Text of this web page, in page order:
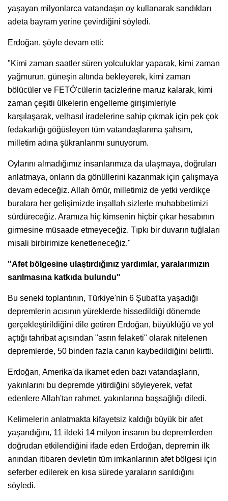
yaşayan milyonlarca vatandaşın oy kullanarak sandıkları
adeta bayram yerine çevirdiğini söyledi.
Erdoğan, şöyle devam etti:
"Kimi zaman saatler süren yolculuklar yaparak, kimi zaman
yağmurun, güneşin altında bekleyerek, kimi zaman
bölücüler ve FETÖ'cülerin tacizlerine maruz kalarak, kimi
zaman çeşitli ülkelerin engelleme girişimleriyle
karşılaşarak, velhasıl iradelerine sahip çıkmak için pek çok
fedakarlığı göğüsleyen tüm vatandaşlarıma şahsım,
milletim adına şükranlarımı sunuyorum.
Oylarını almadığımız insanlarımıza da ulaşmaya, doğruları
anlatmaya, onların da gönüllerini kazanmak için çalışmaya
devam edeceğiz. Allah ömür, milletimiz de yetki verdikçe
buralara her gelişimizde inşallah sizlerle muhabbetimizi
sürdüreceğiz. Aramıza hiç kimsenin hiçbir çıkar hesabının
girmesine müsaade etmeyeceğiz. Tıpkı bir duvarın tuğlaları
misali birbirimize kenetleneceğiz."
"Afet bölgesine ulaştırdığınız yardımlar, yaralarımızın
sarılmasına katkıda bulundu"
Bu seneki toplantının, Türkiye'nin 6 Şubat'ta yaşadığı
depremlerin acısının yüreklerde hissedildiği dönemde
gerçekleştirildiğini dile getiren Erdoğan, büyüklüğü ve yol
açtığı tahribat açısından "asrın felaketi" olarak nitelenen
depremlerde, 50 binden fazla canın kaybedildiğini belirtti.
Erdoğan, Amerika'da ikamet eden bazı vatandaşların,
yakınlarını bu depremde yitirdiğini söyleyerek, vefat
edenlere Allah'tan rahmet, yakınlarına başsağlığı diledi.
Kelimelerin anlatmakta kifayetsiz kaldığı büyük bir afet
yaşandığını, 11 ildeki 14 milyon insanın bu depremlerden
doğrudan etkilendiğini ifade eden Erdoğan, depremin ilk
anından itibaren devletin tüm imkanlarının afet bölgesi için
seferber edilerek en kısa sürede yaraların sarıldığını
söyledi.